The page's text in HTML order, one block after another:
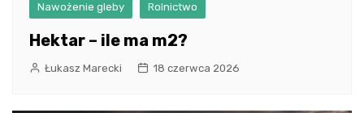
Nawożenie gleby Rolnictwo
Hektar – ile ma m2?
Łukasz Marecki 18 czerwca 2026